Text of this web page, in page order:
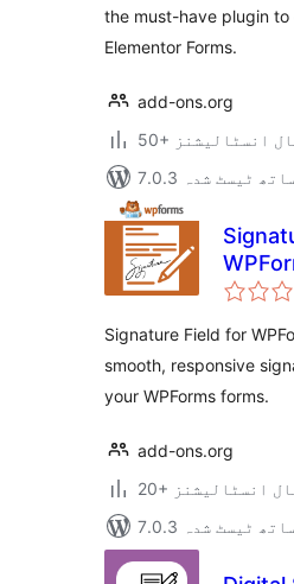
the must-have plugin to
Elementor Forms.
add-ons.org
فعال انسٹالیشنز
کے ساتھ ٹیسٹ شدہ
Signature Field for
smooth, responsive
your WPForms forms.
add-ons.org
فعال انسٹالیشنز
کے ساتھ ٹیسٹ شدہ